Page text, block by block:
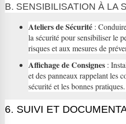
B. SENSIBILISATION À LA
Ateliers de Sécurité :
la sécurité pour sensibiliser le
risques et aux mesures de
Affichage de Consignes :
et des panneaux rappelant les
sécurité et les bonnes pratiques.
6. SUIVI ET